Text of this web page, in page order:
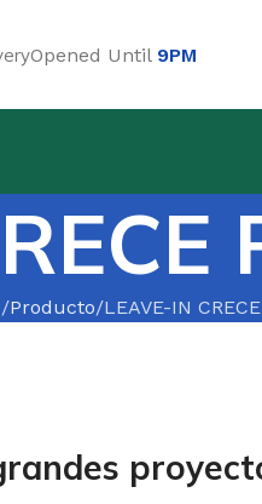
Opened Until 9PM
Producto LEAVE-IN